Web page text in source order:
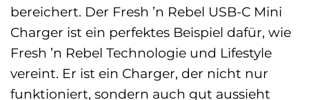
bereichert. Der Fresh ’n Rebel USB-C Mini
Charger ist ein perfektes Beispiel dafür, wie
Fresh ’n Rebel Technologie und Lifestyle
vereint. Er ist ein Charger, der nicht nur
funktioniert, sondern auch gut aussieht